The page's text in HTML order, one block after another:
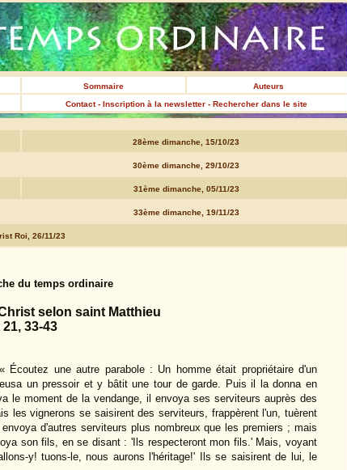
Sommaire
Auteurs
Contact - Inscription à la newsletter - Rechercher dans le site
28ème dimanche, 15/10/23
30ème dimanche, 29/10/23
31ème dimanche, 05/11/23
33ème dimanche, 19/11/23
Roi, 26/11/23
du temps ordinaire
selon saint Matthieu
21, 33-43
une autre parabole : Un homme était propriétaire d'un
un pressoir et y bâtit une tour de garde. Puis il la donna en
le moment de la vendange, il envoya ses serviteurs auprès des
les vignerons se saisirent des serviteurs, frappèrent l'un, tuèrent
d'autres serviteurs plus nombreux que les premiers ; mais
son fils, en se disant : 'Ils respecteront mon fils.' Mais, voyant
y! tuons-le, nous aurons l'héritage!' Ils se saisirent de lui, le